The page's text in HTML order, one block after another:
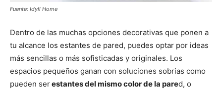
Fuente: Idyll Home
Dentro de las muchas opciones decorativas que ponen a
tu alcance los estantes de pared, puedes optar por ideas
más sencillas o más sofisticadas y originales. Los
espacios pequeños ganan con soluciones sobrias como
pueden serestantes del mismo color de la pared, o